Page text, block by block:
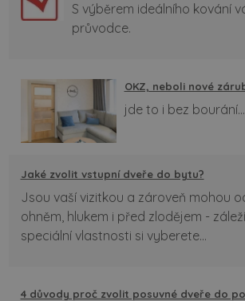
S výběrem ideálního kování
průvodce.
OKZ, neboli nové
jde to i bez bourání...
Jaké zvolit vstupní dveře do bytu?
Jsou vaší vizitkou a zároveň mohou
ohněm, hlukem i před zlodějem -
speciální vlastnosti si vyberete...
4 důvody proč zvolit posuvné dveře do